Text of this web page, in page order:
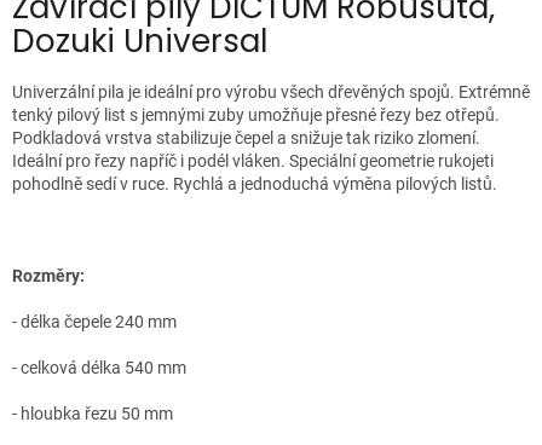
Dozuki Universal
Univerzální pila je ideální pro výrobu všech dřevěných spojů. Extrémně
tenký pilový list s jemnými zuby umožňuje přesné řezy bez otřepů.
Podkladová vrstva stabilizuje čepel a snižuje tak riziko zlomení.
Ideální pro řezy napříč i podél vláken. Speciální geometrie rukojeti
pohodlně sedí v ruce. Rychlá a jednoduchá výměna pilových listů.
Rozměry:
- délka čepele 240 mm
- celková délka 540 mm
- hloubka řezu 50 mm